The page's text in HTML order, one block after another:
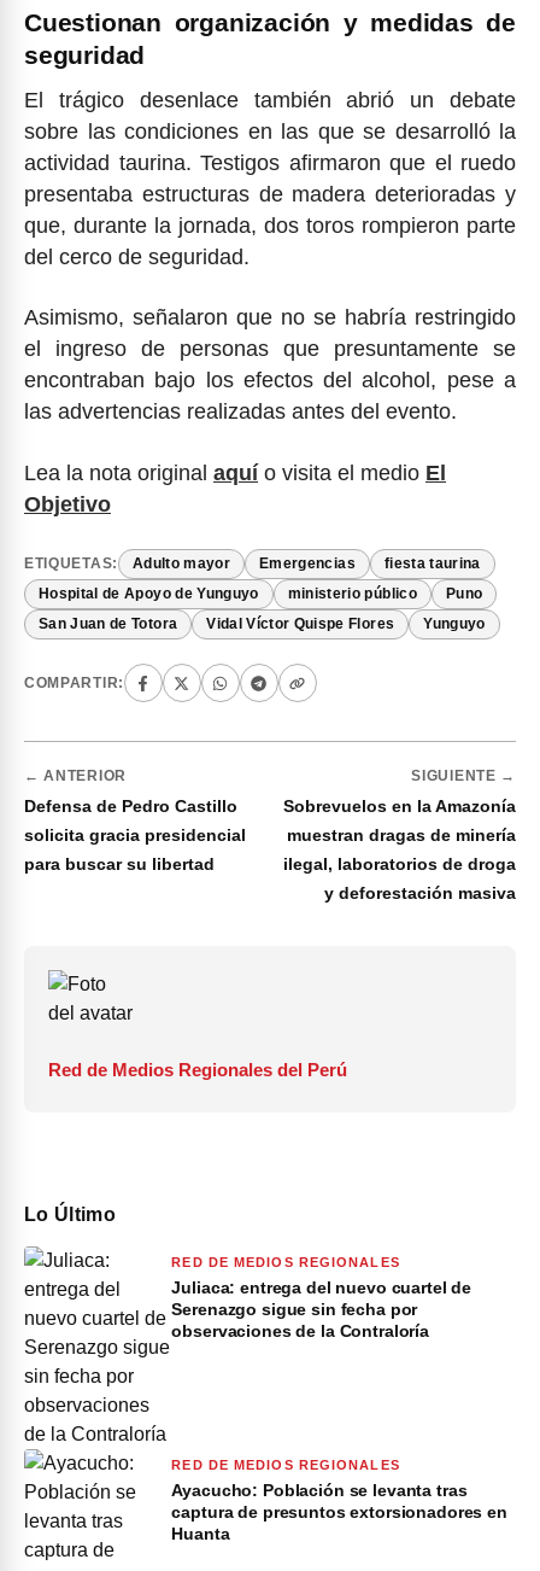
Cuestionan organización y medidas de
seguridad
El trágico desenlace también abrió un debate
sobre las condiciones en las que se desarrolló la
actividad taurina. Testigos afirmaron que el ruedo
presentaba estructuras de madera deterioradas y
que, durante la jornada, dos toros rompieron parte
del cerco de seguridad.
Asimismo, señalaron que no se habría restringido
el ingreso de personas que presuntamente se
encontraban bajo los efectos del alcohol, pese a
las advertencias realizadas antes del evento.
Lea la nota original aquío visita el medio El
Objetivo
ETIQUETAS: Adulto mayor Emergencias fiesta taurina
Hospital de Apoyo de Yunguyo ministerio público Puno
San Juan de Totora Vidal Víctor Quispe Flores Yunguyo
COMPARTIR:
← ANTERIOR
Defensa de Pedro Castillo
solicita gracia presidencial
para buscar su libertad
SIGUIENTE →
Sobrevuelos en la Amazonía
muestran dragas de minería
ilegal, laboratorios de droga
y deforestación masiva
Red de Medios Regionales del Perú
Lo Último
RED DE MEDIOS REGIONALES
Juliaca: entrega del nuevo cuartel de
Serenazgo sigue sin fecha por
observaciones de la Contraloría
RED DE MEDIOS REGIONALES
Ayacucho: Población se levanta tras
captura de presuntos extorsionadores en
Huanta